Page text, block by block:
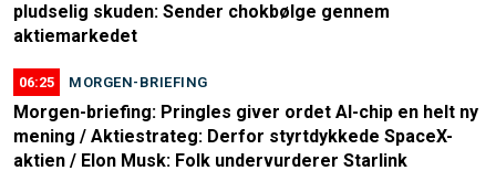
pludselig skuden: Sender chokbølge gennem
aktiemarkedet
06:25 MORGEN-BRIEFING
Morgen-briefing: Pringles giver ordet AI-chip en helt ny
mening / Aktiestrateg: Derfor styrtdykkede SpaceX-
aktien / Elon Musk: Folk undervurderer Starlink